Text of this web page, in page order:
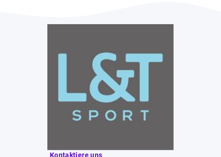
Kontaktiere uns